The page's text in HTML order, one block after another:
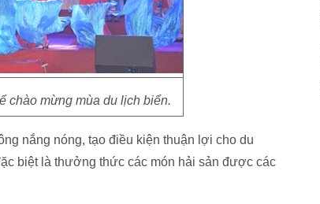
chào mừng mùa du lịch biển.
nắng nóng, tạo điều kiện thuận lợi cho du
biệt là thưởng thức các món hải sản được các